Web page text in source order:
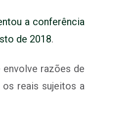
a conferência
de 2018.
razões de
reais sujeitos a